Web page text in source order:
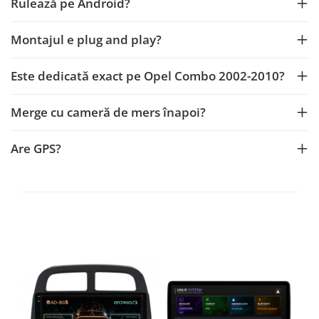
Montajul e plug and play?
Este dedicată exact pe Opel Combo 2002-2010?
Merge cu cameră de mers înapoi?
Are GPS?